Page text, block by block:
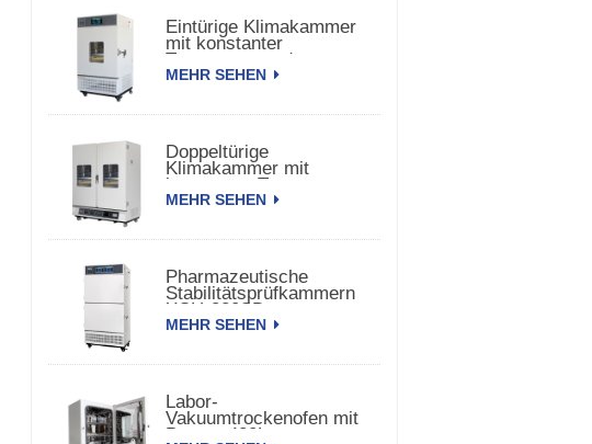
Eintürige Klimakammer
mit konstanter
Temperatur und
Luftfeuchtigkeit
MEHR SEHEN
Doppeltürige
Klimakammer mit
konstanter Temperatur
und Luftfeuchtigkeit
MEHR SEHEN
Pharmazeutische
Stabilitätsprüfkammern
XCH-320SD
MEHR SEHEN
Labor-
Vakuumtrockenofen mit
Pumpe 420L